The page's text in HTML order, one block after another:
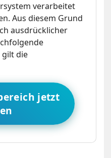
verarbeitet
Aus diesem Grund
ausdrücklicher
gilt die
jetzt